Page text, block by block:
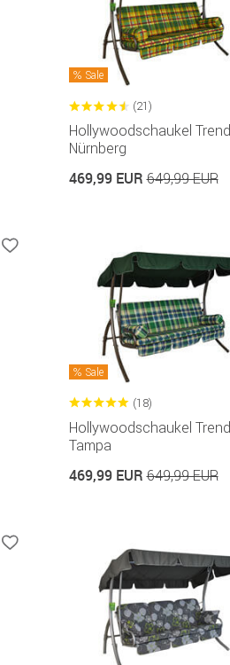
Sale
(21)
Hollywoodschaukel Trend
Nürnberg
469,99 EUR649,99 EUR
Sale
(18)
Hollywoodschaukel Trend
Tampa
469,99 EUR649,99 EUR